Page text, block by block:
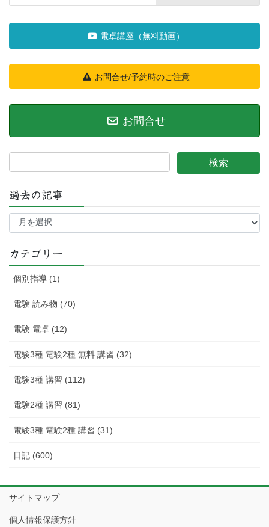
電卓講座（無料動画）
お問合せ/予約時のご注意
お問合せ
過去の記事
過
記
カテゴリー
個別指導 (1)
電験 読み物 (70)
電験 電卓 (12)
電験3種 電験2種 無料 講習 (32)
電験3種 講習 (112)
電験2種 講習 (81)
電験3種 電験2種 講習 (31)
日記 (600)
サイトマップ
個人情報保護方針